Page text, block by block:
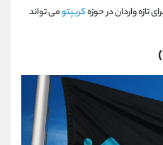
تازه واردان در حوزهکریپتومی تواند